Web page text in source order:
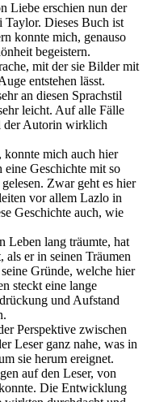
Liebe erschien nun der
Dieses Buch ist
konnte mich, genauso
begeistern.
mit der sie Bilder mit
entstehen lässt.
an diesen Sprachstil
leicht. Auf alle Fälle
der Autorin wirklich
mich auch hier
Geschichte mit so
Zwar geht es hier
vor allem Lazlo in
Geschichte auch, wie
Leben lang träumte, hat
als er in seinen Träumen
Gründe, welche hier
steckt eine lange
und Aufstand
Perspektive zwischen
Leser ganz nahe, was in
sie herum ereignet.
auf den Leser, von
Die Entwicklung